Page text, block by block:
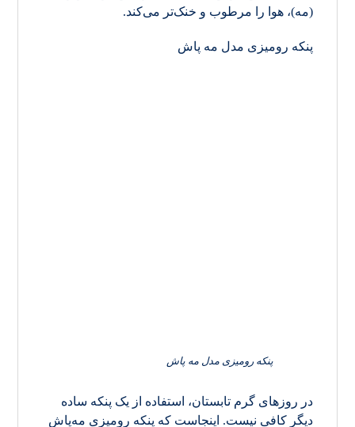
(مه)، هوا را مرطوب و خنک‌تر می‌کند.
پنکه رومیزی مدل مه پاش
پنکه رومیزی مدل مه پاش
در روزهای گرم تابستان، استفاده از یک پنکه ساده
دیگر کافی نیست. اینجاست که پنکه رومیزی مه‌پاش